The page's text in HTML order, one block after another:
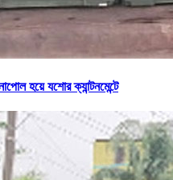
হয়ে যশোর ক্যান্টনমেন্টে